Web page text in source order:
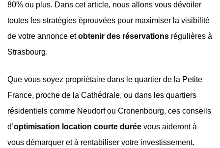
80% ou plus. Dans cet article, nous allons vous dévoiler
toutes les stratégies éprouvées pour maximiser la visibilité
de votre annonce etobtenir des réservations régulières à
Strasbourg.
Que vous soyez propriétaire dans le quartier de la Petite
France, proche de la Cathédrale, ou dans les quartiers
résidentiels comme Neudorf ou Cronenbourg, ces conseils
d’optimisation location courte durée vous aideront à
vous démarquer et à rentabiliser votre investissement.